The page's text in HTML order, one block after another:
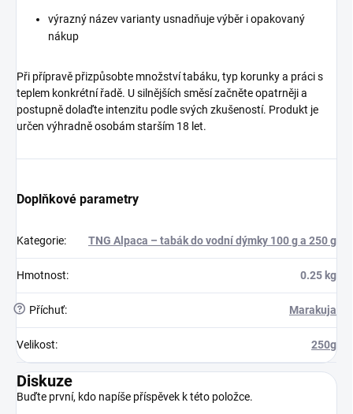
výrazný název varianty usnadňuje výběr i opakovaný
nákup
Při přípravě přizpůsobte množství tabáku, typ korunky a práci s
teplem konkrétní řadě. U silnějších směsí začněte opatrněji a
postupně dolaďte intenzitu podle svých zkušeností. Produkt je
určen výhradně osobám starším 18 let.
Doplňkové parametry
Kategorie: TNG Alpaca – tabák do vodní dýmky 100 g a 250 g
Hmotnost: 0.25 kg
? Příchuť: Marakuja
Velikost: 250g
Diskuze
Buďte první, kdo napíše příspěvek k této položce.